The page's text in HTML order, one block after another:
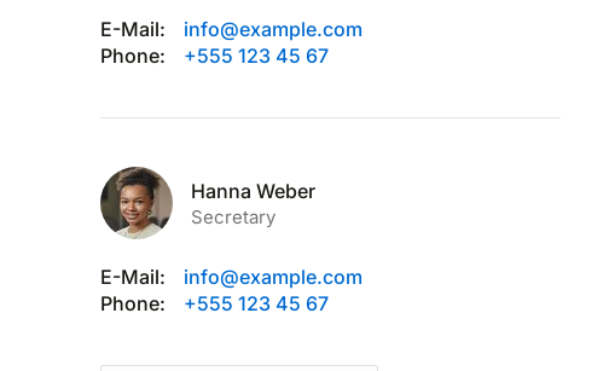
E-Mail:
info@example.com
Phone:
+555 123 45 67
Hanna Weber
Secretary
E-Mail:
info@example.com
Phone:
+555 123 45 67